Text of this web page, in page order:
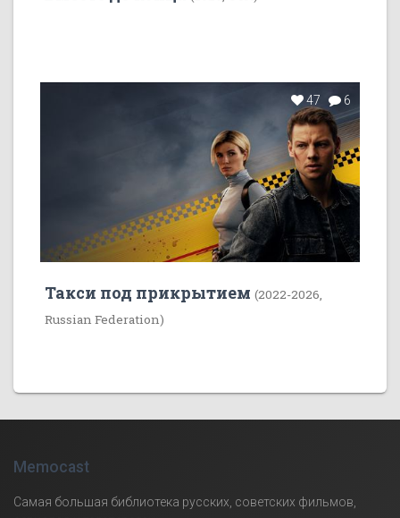
47 6
Такси под прикрытием (2022-2026,
Russian Federation)
Memocast
Самая большая библиотека русских, советских фильмов,